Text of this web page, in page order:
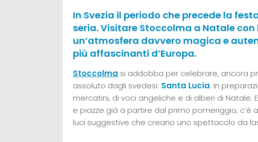
In Svezia il periodo che precede la
seria. Visitare Stoccolma a Natale
un’atmosfera davvero magica e
più affascinanti d’Europa.
Stoccolma si addobba per celebrare, ancora
assoluto dagli svedesi: Santa Lucia. In
mercatini, di voci angeliche e di alberi di
e piazze già a partire dal primo pomeriggio,
luci suggestive che creano uno spettacolo da